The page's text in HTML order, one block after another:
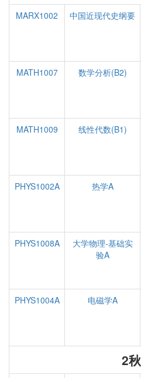
MARX1002 中国近现代史纲要
MATH1007
数学分析(B2)
MATH1009
线性代数(B1)
PHYS1002A
热学A
PHYS1008A
大学物理-基础实
验A
PHYS1004A
电磁学A
2秋